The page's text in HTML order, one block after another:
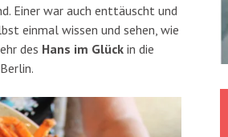
Einer war auch enttäuscht und
einmal wissen und sehen, wie
des Hans im Glück in die